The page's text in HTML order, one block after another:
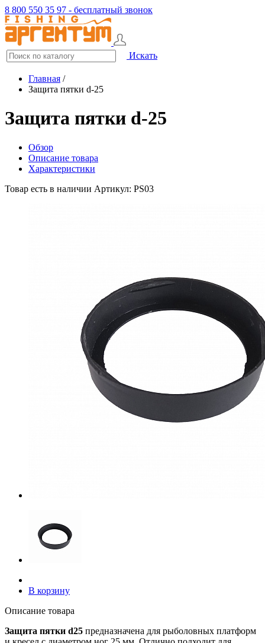
8 800 550 35 97 - бесплатный звонок
Искать
Главная /
Защита пятки d-25
Защита пятки d-25
Обзор
Описание товара
Характеристики
Товар есть в наличии Артикул: PS03
В корзину
Описание товара
Защита пятки d25 предназначена для рыболовных платформ